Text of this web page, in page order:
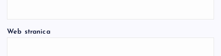
Web stranica